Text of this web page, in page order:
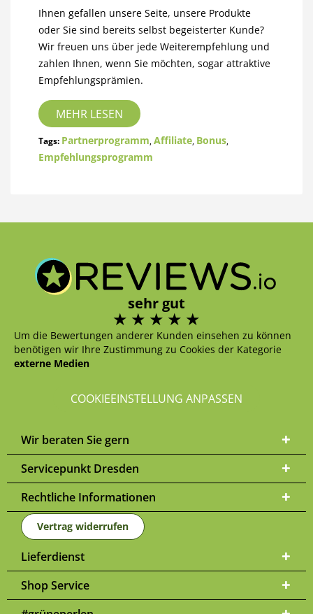
Ihnen gefallen unsere Seite, unsere Produkte
oder Sie sind bereits selbst begeisterter Kunde?
Wir freuen uns über jede Weiterempfehlung und
zahlen Ihnen, wenn Sie möchten, sogar attraktive
Empfehlungsprämien.
MEHR LESEN
Tags: Partnerprogramm,Affiliate, Bonus,
Empfehlungsprogramm
sehr gut
Um die Bewertungen anderer Kunden einsehen zu können
benötigen wir Ihre Zustimmung zu Cookies der Kategorie
externe Medien
COOKIEEINSTELLUNG ANPASSEN
Wir beraten Sie gern
Servicepunkt Dresden
Rechtliche Informationen
Vertrag widerrufen
Lieferdienst
Shop Service